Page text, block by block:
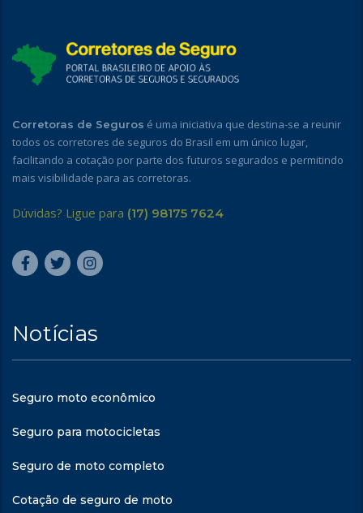
Corretoras de Seguros é uma iniciativa que destina-se a reunir
todos os corretores de seguros do Brasil em um único lugar,
facilitando a cotação por parte dos futuros segurados e permitindo
mais visibilidade para as corretoras.
Dúvidas? Ligue para (17) 98175 7624
Notícias
Seguro moto econômico
Seguro para motocicletas
Seguro de moto completo
Cotação de seguro de moto